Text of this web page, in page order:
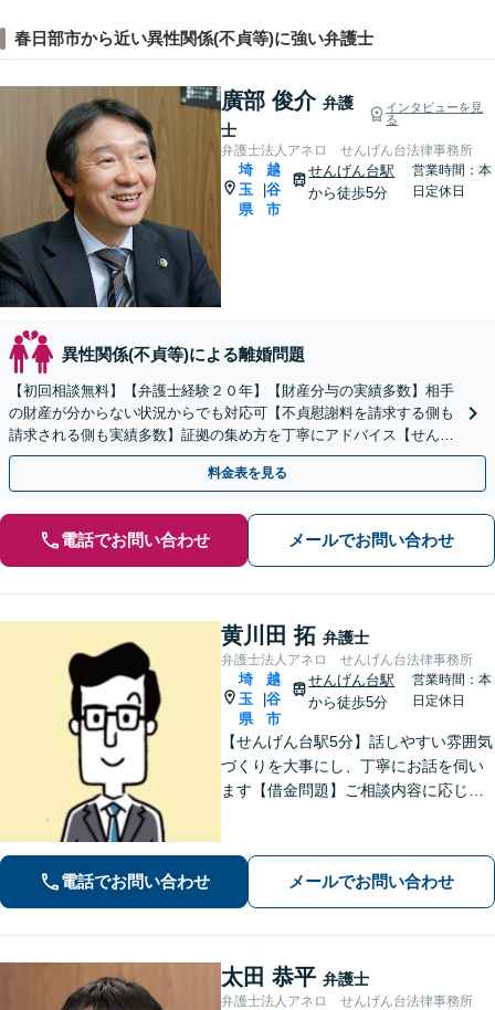
春日部市から近い異性関係(不貞等)に強い弁護士
廣部 俊介 弁護
士
インタビューを見
る
弁護士法人アネロ せんげん台法律事務所
埼
玉
県
|
越
谷
市
せんげん台駅
から徒歩5分
営業時間：本
日定休日
異性関係(不貞等)による離婚問題
【初回相談無料】【弁護士経験２０年】【財産分与の実績多数】相手
の財産が分からない状況からでも対応可【不貞慰謝料を請求する側も
請求される側も実績多数】証拠の集め方を丁寧にアドバイス【せんげ
ん台駅徒歩5分】
料金表を見る
電話でお問い合わせ メールでお問い合わせ
黄川田 拓 弁護士
弁護士法人アネロ せんげん台法律事務所
埼
玉
県
|
越
谷
市
せんげん台駅
から徒歩5分
営業時間：本
日定休日
【せんげん台駅5分】話しやすい雰囲気
づくりを大事にし、丁寧にお話を伺い
ます【借金問題】ご相談内容に応じて
勤務経験を活かし、相談者さま目線に
立った的確なアドバイスを【初回相談
無料】
電話でお問い合わせ メールでお問い合わせ
太田 恭平 弁護士
弁護士法人アネロ せんげん台法律事務所